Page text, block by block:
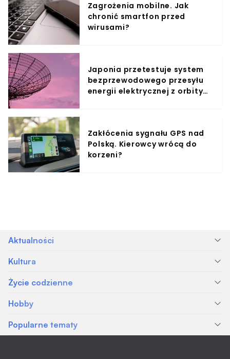
Zagrożenia mobilne. Jak
chronić smartfon przed
wirusami?
Japonia przetestuje system
bezprzewodowego przesyłu
energii elektrycznej z orbity
Zakłócenia sygnału GPS nad
Polską. Kierowcy wrócą do
korzeni?
Aktualności
Kultura
Życie codzienne
Hobby
Popularne tematy